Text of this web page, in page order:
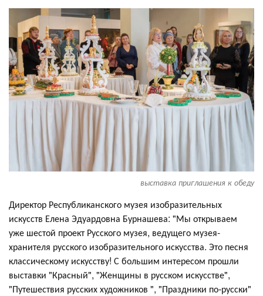
выставка приглашения к обеду
Директор Республиканского музея изобразительных
искусств Елена Эдуардовна Бурнашева: "Мы открываем
уже шестой проект Русского музея, ведущего музея-
хранителя русского изобразительного искусства. Это песня
классическому искусству! С большим интересом прошли
выставки "Красный", "Женщины в русском искусстве",
"Путешествия русских художников ", "Праздники по-русски"